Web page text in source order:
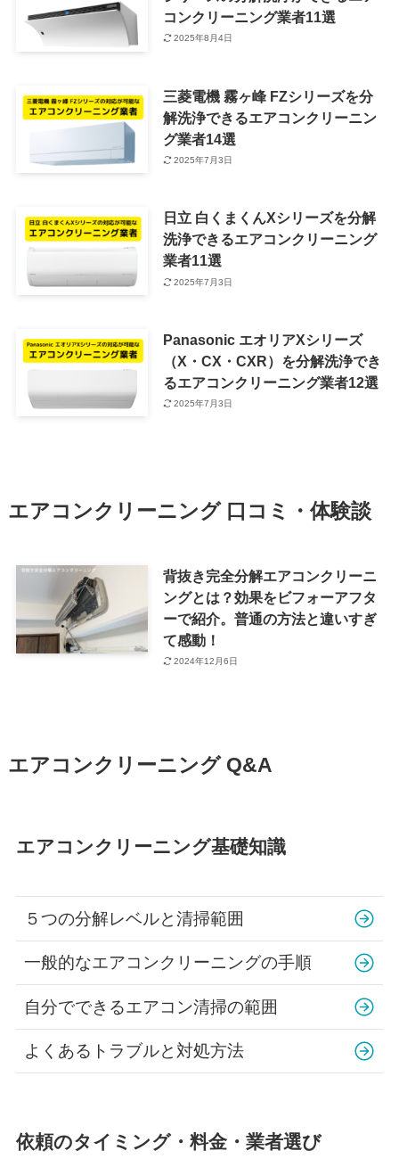
コンクリーニング業者11選
2025年8月4日
三菱電機 霧ヶ峰 FZシリーズを分
解洗浄できるエアコンクリーニン
グ業者14選
2025年7月3日
日立 白くまくんXシリーズを分解
洗浄できるエアコンクリーニング
業者11選
2025年7月3日
Panasonic エオリアXシリーズ
（X・CX・CXR）を分解洗浄でき
るエアコンクリーニング業者12選
2025年7月3日
エアコンクリーニング 口コミ・体験談
背抜き完全分解エアコンクリーニ
ングとは？効果をビフォーアフタ
ーで紹介。普通の方法と違いすぎ
て感動！
2024年12月6日
エアコンクリーニング Q&A
エアコンクリーニング基礎知識
５つの分解レベルと清掃範囲
一般的なエアコンクリーニングの手順
自分でできるエアコン清掃の範囲
よくあるトラブルと対処方法
依頼のタイミング・料金・業者選び